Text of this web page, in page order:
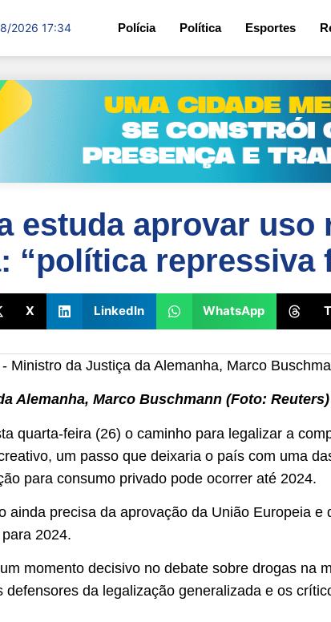
2026 17:34 Polícia Política Esportes
estuda aprovar uso
“política repressiva
X LinkedIn WhatsApp
Alemanha, Marco Buschmann (Foto: Reuters)
quarta-feira (26) o caminho para legalizar a
um passo que deixaria o país com uma
para consumo privado pode ocorrer até 2024.
ainda precisa da aprovação da União Europeia
2024.
momento decisivo no debate sobre drogas na
defensores da legalização generalizada e os